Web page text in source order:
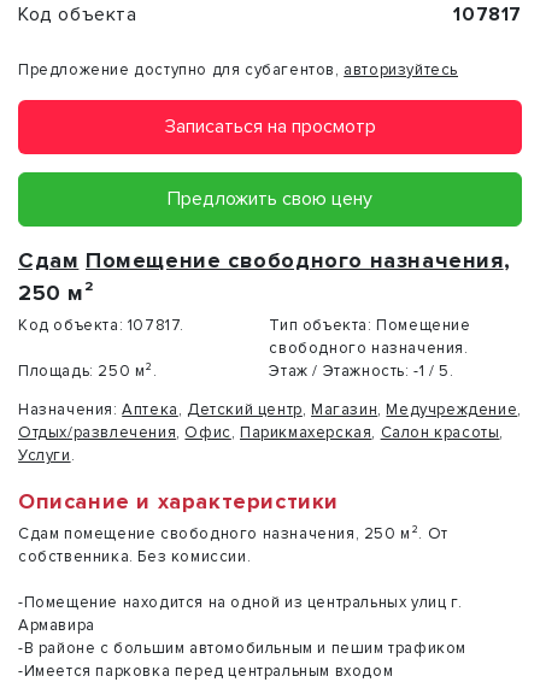
Код объекта 107817
Предложение доступно для субагентов, авторизуйтесь
Записаться на просмотр
Предложить свою цену
Сдам Помещение свободного назначения,
250 м²
Код объекта: 107817. Тип объекта: Помещение
свободного назначения.
Площадь: 250 м². Этаж / Этажность: -1 / 5.
Назначения: Аптека, Детский центр, Магазин, Медучреждение,
Отдых/развлечения, Офис, Парикмахерская, Салон красоты,
Услуги.
Описание и характеристики
Сдам помещение свободного назначения, 250 м². От
собственника. Без комиссии.
-Помещение находится на одной из центральных улиц г.
Армавира
-В районе с большим автомобильным и пешим трафиком
-Имеется парковка перед центральным входом